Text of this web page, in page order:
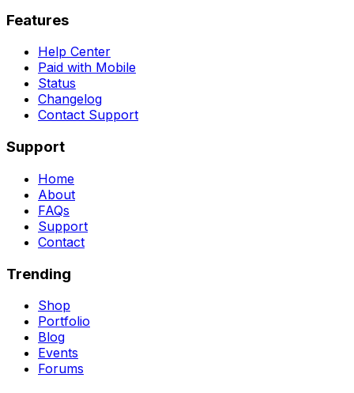
Features
Help Center
Paid with Mobile
Status
Changelog
Contact Support
Support
Home
About
FAQs
Support
Contact
Trending
Shop
Portfolio
Blog
Events
Forums